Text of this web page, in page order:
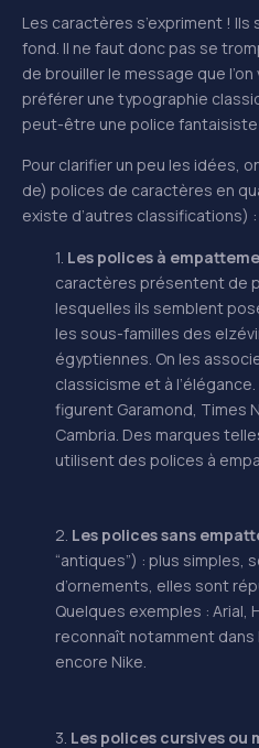
Les caractères s’expriment !
fond. Il ne faut donc pas se
de brouiller le message que
préférer une typographie
peut-être une police fantaisiste
Pour clarifier un peu les idées,
de) polices de caractères en
existe d’autres classifications) :
1. Les polices à
caractères présentent de
lesquelles ils semblent
les sous-familles des
égyptiennes. On les
classicisme et à
figurent Garamond, Times
Cambria. Des marques
utilisent des polices à
2. Les polices sans
“antiques”) : plus simples,
d’ornements, elles sont
Quelques exemples : Arial,
reconnaît notamment dans
encore Nike.
3. Les polices cursives ou